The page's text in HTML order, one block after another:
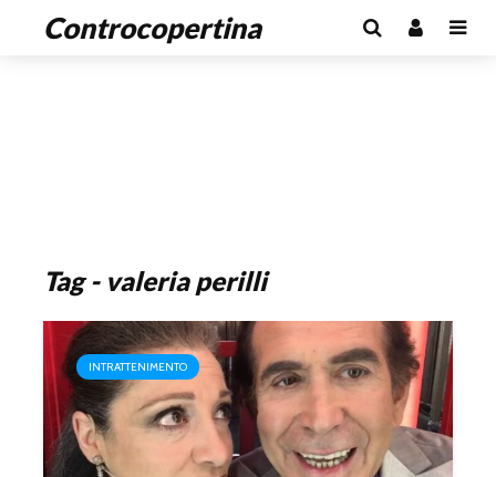
Controcopertina
Tag - valeria perilli
INTRATTENIMENTO